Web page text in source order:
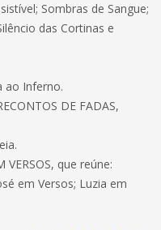
Sombras de Sangue;
das Cortinas e
ao Inferno.
DE FADAS,
que reúne:
em Versos; Luzia em